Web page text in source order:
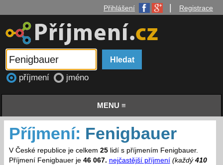
Přihlášení Registrace
příjmení jméno
MENU ≡
Příjmení: Fenigbauer
V České republice je celkem 25lidí s příjmením Fenigbauer.
Příjmení Fenigbauer je 46 067. nejčastější příjmení (každý 410